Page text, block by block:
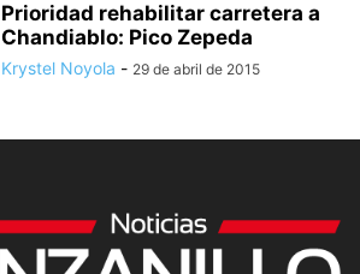
Prioridad rehabilitar carretera a
Chandiablo: Pico Zepeda
Krystel Noyola - 29 de abril de 2015